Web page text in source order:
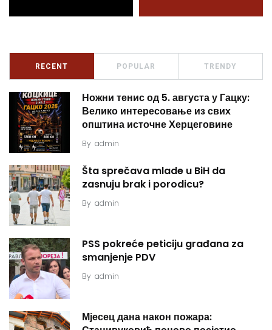
RECENT POPULAR TRENDY
Ножни тенис од 5. августа у Гацку:
Велико интересовање из свих
општина источне Херцеговине
By admin
Šta sprečava mlade u BiH da
zasnuju brak i porodicu?
By admin
PSS pokreće peticiju građana za
smanjenje PDV
By admin
Мјесец дана након пожара: